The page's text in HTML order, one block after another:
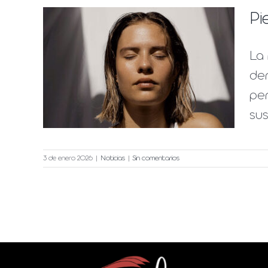
3 de enero 2026 Noticias Sin comentarios